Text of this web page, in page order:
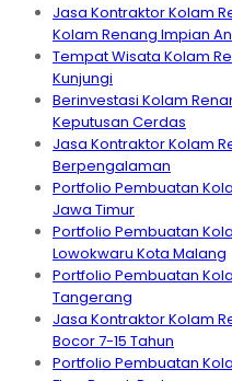
Jasa Kontraktor Kolam
Kolam Renang Impian
Tempat Wisata Kolam
Kunjungi
Berinvestasi Kolam
Keputusan Cerdas
Jasa Kontraktor Kolam
Berpengalaman
Portfolio Pembuatan
Jawa Timur
Portfolio Pembuatan
Lowokwaru Kota Malang
Portfolio Pembuatan
Tangerang
Jasa Kontraktor Kolam
Bocor 7-15 Tahun
Portfolio Pembuatan